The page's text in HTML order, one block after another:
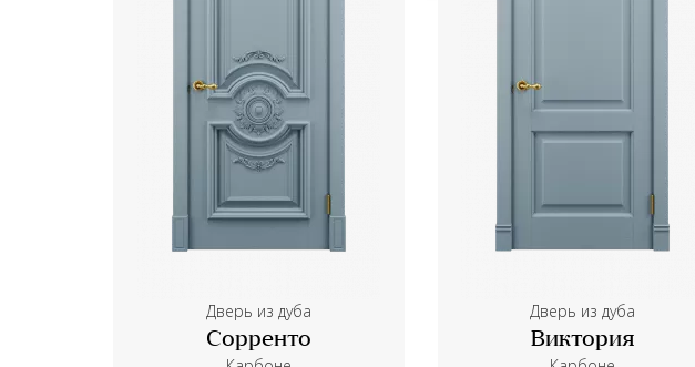
Дверь из дуба
Сорренто
Дверь из дуба
Виктория